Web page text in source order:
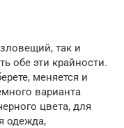
так и
обе эти крайности.
меняется и
варианта
цвета, для
одежда,